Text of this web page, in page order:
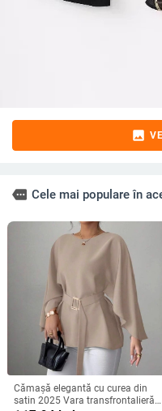
image
more Cele mai populare în
Cămașă elegantă cu curea din
satin 2025 Vara transfrontalieră